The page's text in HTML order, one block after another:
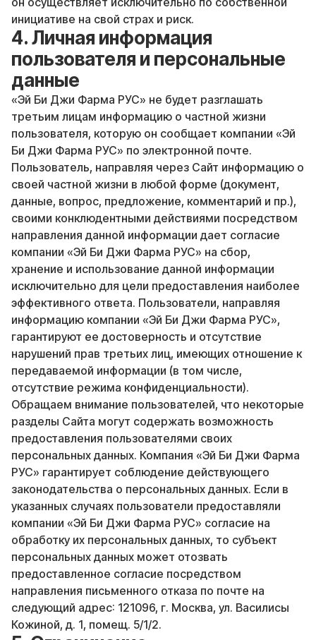
инициативе на свой страх и риск.
4. Личная информация
пользователя и персональные
данные
«Эй Би Джи Фарма РУС» не будет разглашать
третьим лицам информацию о частной жизни
пользователя, которую он сообщает компании «Эй
Би Джи Фарма РУС» по электронной почте.
Пользователь, направляя через Сайт информацию о
своей частной жизни в любой форме (документ,
данные, вопрос, предложение, комментарий и пр.),
своими конклюдентными действиями посредством
направления данной информации дает согласие
компании «Эй Би Джи Фарма РУС» на сбор,
хранение и использование данной информации
исключительно для цели предоставления наиболее
эффективного ответа. Пользователи, направляя
информацию компании «Эй Би Джи Фарма РУС»,
гарантируют ее достоверность и отсутствие
нарушений прав третьих лиц, имеющих отношение к
передаваемой информации (в том числе,
отсутствие режима конфиденциальности).
Обращаем внимание пользователей, что некоторые
разделы Сайта могут содержать возможность
предоставления пользователями своих
персональных данных. Компания «Эй Би Джи Фарма
РУС» гарантирует соблюдение действующего
законодательства о персональных данных. Если в
указанных случаях пользователи предоставляли
компании «Эй Би Джи Фарма РУС» согласие на
обработку их персональных данных, то субъект
персональных данных может отозвать
предоставленное согласие посредством
направления письменного отказа по почте на
следующий адрес: 121096, г. Москва, ул. Василисы
Кожиной, д. 1, помещ. 5/1/2.